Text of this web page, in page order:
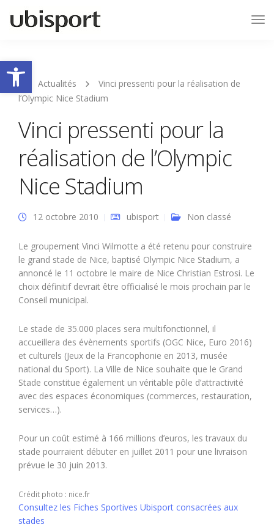
Ouvrir la barre d’outils
Actualités
Vinci pressenti pour la réalisation de
l’Olympic Nice Stadium
Vinci pressenti pour la
réalisation de l’Olympic
Nice Stadium
12 octobre 2010 ubisport Non classé
Le groupement Vinci Wilmotte a été retenu pour construire
le grand stade de Nice, baptisé Olympic Nice Stadium, a
annoncé le 11 octobre le maire de Nice Christian Estrosi. Le
choix définitif devrait être officialisé le mois prochain par le
Conseil municipal.
Le stade de 35.000 places sera multifonctionnel, il
accueillera des évènements sportifs (OGC Nice, Euro 2016)
et culturels (Jeux de la Francophonie en 2013, musée
national du Sport). La Ville de Nice souhaite que le Grand
Stade constitue également un véritable pôle d’attractivité
avec des espaces économiques (commerces, restauration,
services…).
Pour un coût estimé à 166 millions d’euros, les travaux du
stade pourraient débuter en juillet 2011 pour une livraison
prévue le 30 juin 2013.
Crédit photo : nice.fr
Consultez les Fiches Sportives Ubisport consacrées aux
stades